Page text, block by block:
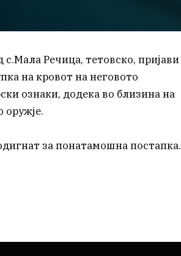
Речица, тетовско, пријави
на кровот на неговото
ознаки, додека во близина на
оружје.
за понатамошна постапка.